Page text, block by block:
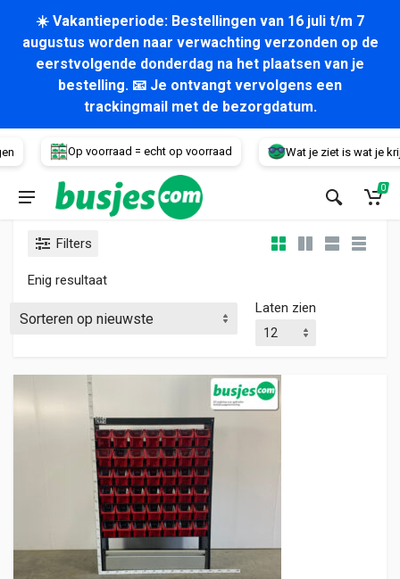
☀️ Vakantieperiode: Bestellingen van 16 juli t/m 7
augustus worden naar verwachting verzonden op de
eerstvolgende donderdag na het plaatsen van je
bestelling. 📧 Je ontvangt vervolgens een
trackingmail met de bezorgdatum.
Op voorraad = echt op voorraad Wat je ziet is wat je
Voertuig
0
Filters
Enig resultaat
Laten zien